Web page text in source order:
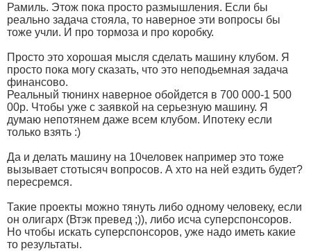
Рамиль. Этож пока просто размышления. Если бы
реально задача стояла, то наверное эти вопросы бы
тоже учли. И про тормоза и про коробку.
Просто это хорошая мысля сделать машину клубом. Я
просто пока могу сказать, что это неподьемная задача
финансово.
Реальный тюнинх наверное обойдется в 700 000-1 500
00р. Чтобы уже с заявкой на серьезную машину. Я
думаю непотянем даже всем клубом. Ипотеку если
только взять :)
Да и делать машину на 10человек например это тоже
вызывает стотысяч вопросов. А хто на ней ездить будет?
пересремся.
Такие проекты можно тянуть либо одному человеку, если
он олигарх (Втэк превед ;)), либо исча суперспонсоров.
Но чтобы искать суперспонсоров, уже надо иметь какие
то результаты.